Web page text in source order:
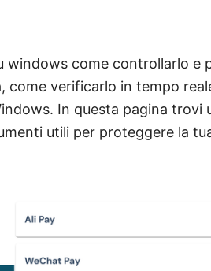
come controllarlo e
come verificarlo in tempo
In questa pagina trovi
utili per proteggere la